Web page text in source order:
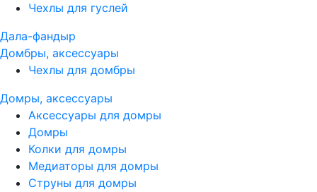
Чехлы для гуслей
Дала-фандыр
Домбры, аксессуары
Чехлы для домбры
Домры, аксессуары
Аксессуары для домры
Домры
Колки для домры
Медиаторы для домры
Струны для домры